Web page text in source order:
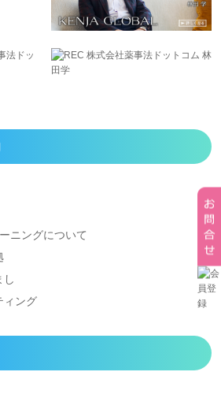
ニングについて
し
ィング